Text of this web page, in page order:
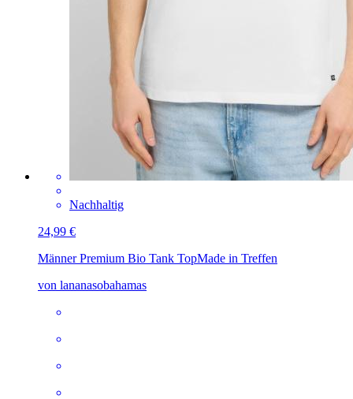
Nachhaltig
24,99 €
Männer Premium Bio Tank TopMade in Treffen
von lananasobahamas